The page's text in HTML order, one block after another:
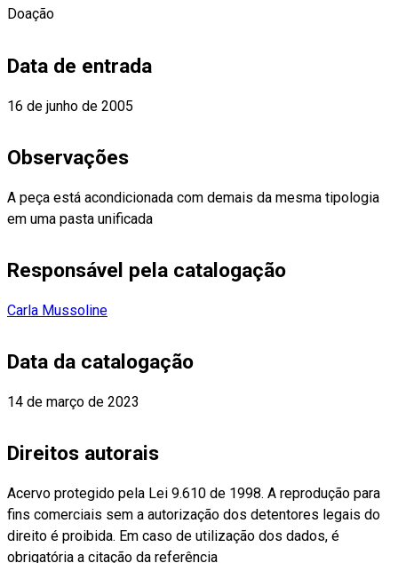
Doação
Data de entrada
16 de junho de 2005
Observações
A peça está acondicionada com demais da mesma tipologia
em uma pasta unificada
Responsável pela catalogação
Carla Mussoline
Data da catalogação
14 de março de 2023
Direitos autorais
Acervo protegido pela Lei 9.610 de 1998. A reprodução para
fins comerciais sem a autorização dos detentores legais do
direito é proibida. Em caso de utilização dos dados, é
obrigatória a citação da referência